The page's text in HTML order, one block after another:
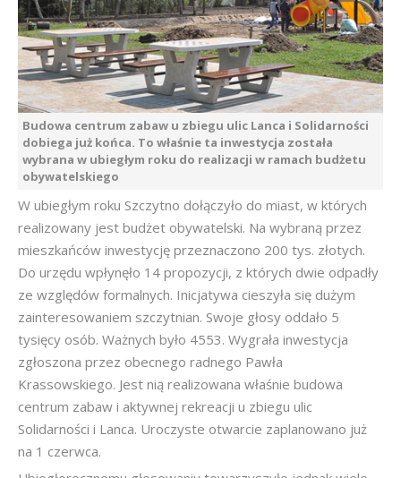
Budowa centrum zabaw u zbiegu ulic Lanca i Solidarności
dobiega już końca. To właśnie ta inwestycja została
wybrana w ubiegłym roku do realizacji w ramach budżetu
obywatelskiego
W ubiegłym roku Szczytno dołączyło do miast, w których
realizowany jest budżet obywatelski. Na wybraną przez
mieszkańców inwestycję przeznaczono 200 tys. złotych.
Do urzędu wpłynęło 14 propozycji, z których dwie odpadły
ze względów formalnych. Inicjatywa cieszyła się dużym
zainteresowaniem szczytnian. Swoje głosy oddało 5
tysięcy osób. Ważnych było 4553. Wygrała inwestycja
zgłoszona przez obecnego radnego Pawła
Krassowskiego. Jest nią realizowana właśnie budowa
centrum zabaw i aktywnej rekreacji u zbiegu ulic
Solidarności i Lanca. Uroczyste otwarcie zaplanowano już
na 1 czerwca.